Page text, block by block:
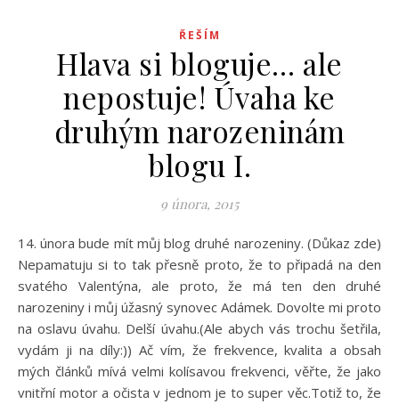
ŘEŠÍM
Hlava si bloguje… ale
nepostuje! Úvaha ke
druhým narozeninám
blogu I.
9 února, 2015
14. února bude mít můj blog druhé narozeniny. (Důkaz zde)
Nepamatuju si to tak přesně proto, že to připadá na den
svatého Valentýna, ale proto, že má ten den druhé
narozeniny i můj úžasný synovec Adámek. Dovolte mi proto
na oslavu úvahu. Delší úvahu.(Ale abych vás trochu šetřila,
vydám ji na díly:)) Ač vím, že frekvence, kvalita a obsah
mých článků mívá velmi kolísavou frekvenci, věřte, že jako
vnitřní motor a očista v jednom je to super věc.Totiž to, že